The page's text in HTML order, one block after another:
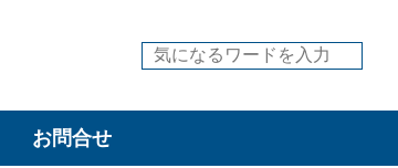
お問合せ